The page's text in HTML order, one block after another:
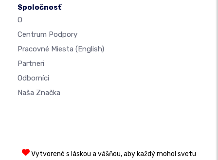
Spoločnosť
O
Centrum Podpory
Pracovné Miesta (English)
Partneri
Odborníci
Naša Značka
Vytvorené s láskou a vášňou, aby každý mohol svetu